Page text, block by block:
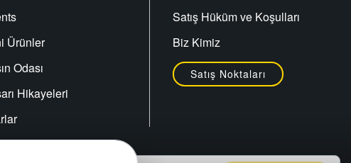
Ürünler
Odası
Hikayeleri
Satış Hüküm ve Koşulları
Biz Kimiz
Satış Noktaları